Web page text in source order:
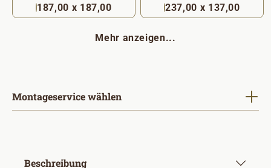
187,00 x 187,00 237,00 x 137,00
Mehr anzeigen...
Montageservice wählen
Beschreibung